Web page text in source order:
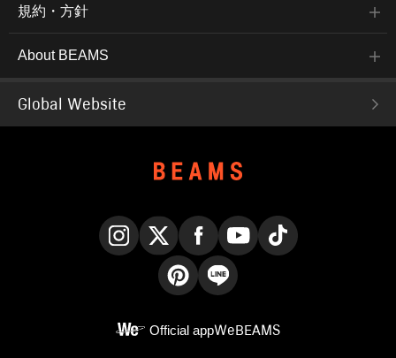
規約・方針
About BEAMS
Global Website
Official appWeBEAMS